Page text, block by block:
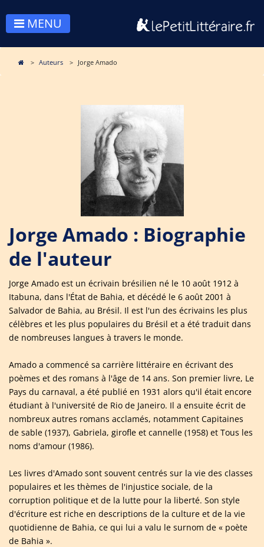
MENU
Auteurs Jorge Amado
Jorge Amado : Biographie
de l'auteur
Jorge Amado est un écrivain brésilien né le 10 août 1912 à
Itabuna, dans l'État de Bahia, et décédé le 6 août 2001 à
Salvador de Bahia, au Brésil. Il est l'un des écrivains les plus
célèbres et les plus populaires du Brésil et a été traduit dans
de nombreuses langues à travers le monde.
Amado a commencé sa carrière littéraire en écrivant des
poèmes et des romans à l'âge de 14 ans. Son premier livre, Le
Pays du carnaval, a été publié en 1931 alors qu'il était encore
étudiant à l'université de Rio de Janeiro. Il a ensuite écrit de
nombreux autres romans acclamés, notamment Capitaines
de sable (1937), Gabriela, girofle et cannelle (1958) et Tous les
noms d'amour (1986).
Les livres d'Amado sont souvent centrés sur la vie des classes
populaires et les thèmes de l'injustice sociale, de la
corruption politique et de la lutte pour la liberté. Son style
d'écriture est riche en descriptions de la culture et de la vie
quotidienne de Bahia, ce qui lui a valu le surnom de « poète
de Bahia ».